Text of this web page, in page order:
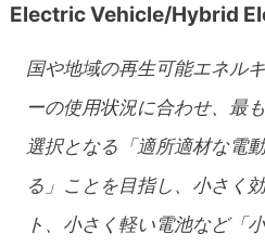
Electric Vehicle/Hybrid
国や地域の再生可能エネル
ーの使用状況に合わせ、最
選択となる「適所適材な電
る」ことを目指し、小さく
ト、小さく軽い電池など「